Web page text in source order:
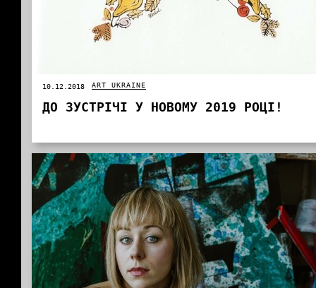
10.12.2018 ART UKRAINE
ДО ЗУСТРІЧІ У НОВОМУ 2019 РОЦІ!